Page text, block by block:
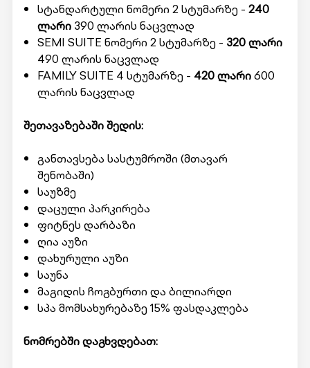
სტანდარტული ნომერი 2 სტუმარზე - 240
ლარი390 ლარის ნაცვლად
SEMI SUITE ნომერი 2 სტუმარზე - 320 ლარი
490 ლარის ნაცვლად
FAMILY SUITE 4 სტუმარზე - 420 ლარი600
ლარის ნაცვლად
შეთავაზებაში შედის:
განთავსება სასტუმროში (მთავარ
შენობაში)
საუზმე
დაცული პარკირება
ფიტნეს დარბაზი
ღია აუზი
დახურული აუზი
საუნა
მაგიდის ჩოგბურთი და ბილიარდი
სპა მომსახურებაზე 15% ფასდაკლება
ნომრებში დაგხვდებათ: